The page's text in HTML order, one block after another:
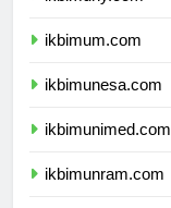
ikbimum.com
ikbimunesa.com
ikbimunimed.com
ikbimunram.com